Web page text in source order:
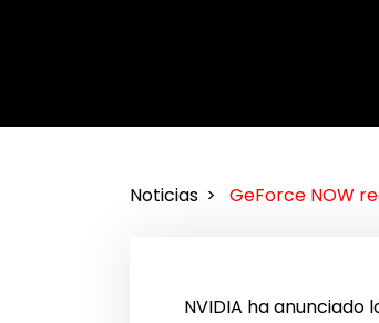
Noticias GeForce NOW
NVIDIA ha anunciado